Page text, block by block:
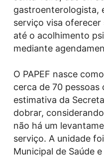
gastroenterologista,
serviço visa
até o acolhimento
mediante
O PAPEF nasce
cerca de 70
estimativa da
dobrar,
não há um
serviço. A unidade
Municipal de Saúde